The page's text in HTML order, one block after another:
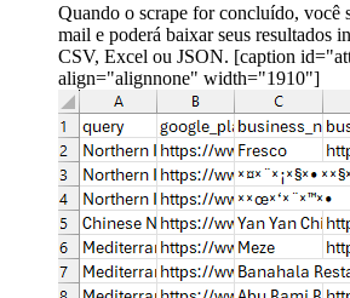
Quando o scrape for concluído, você
mail e poderá baixar seus resultados
CSV, Excel ou JSON. [caption
align="alignnone" width="1910"]